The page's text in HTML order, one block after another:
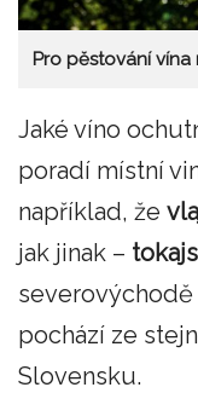
Pro pěstování
Jaké víno
poradí místní
například, že
jak jinak –
pochází ze
Slovensku.